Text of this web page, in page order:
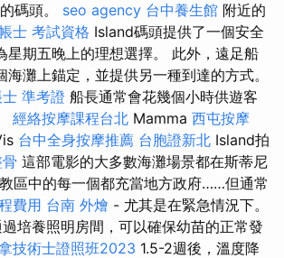
碼頭。 seo agency 台中養生館 附近的
士 考試資格 Island碼頭提供了一個安全
星期五晚上的理想選擇。 此外，遠足船
灘上錨定，並提供另一種到達的方式。
準考證 船長通常會花幾個小時供遊客
經絡按摩課程台北 Mamma 西屯按摩
台中全身按摩推薦 台胞證新北 Island拍
這部電影的大多數海灘場景都在斯蒂尼
區中的每一個都充當地方政府……但通常
費用 台南 外燴 - 尤其是在緊急情況下。
培養照明房間，可以確保幼苗的正常發
技術士證照班2023 1.5-2週後，溫度降